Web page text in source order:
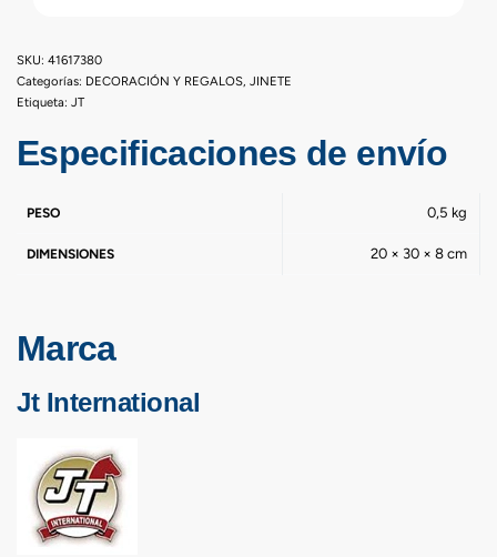
41617380
Categorías: DECORACIÓN Y REGALOS JINETE
Etiqueta: JT
Especificaciones de envío
PESO 0,5 kg
DIMENSIONES 20 × 30 × 8 cm
Marca
Jt International